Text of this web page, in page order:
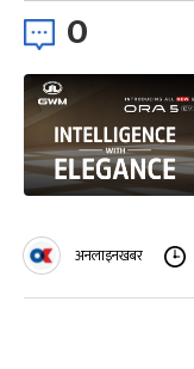
0
अनलाइनखबर